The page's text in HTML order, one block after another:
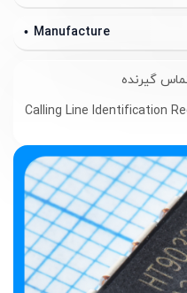
Manufacture
Calling Line Identification